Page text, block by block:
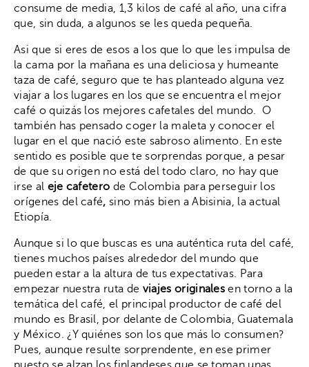
consume de media, 1,3 kilos de café al año, una cifra
que, sin duda, a algunos se les queda pequeña.
Asi que si eres de esos a los que lo que les impulsa de
la cama por la mañana es una deliciosa y humeante
taza de café, seguro que te has planteado alguna vez
viajar a los lugares en los que se encuentra el mejor
café o quizás los mejores cafetales del mundo. O
también has pensado coger la maleta y conocer el
lugar en el que nació este sabroso alimento. En este
sentido es posible que te sorprendas porque, a pesar
de que su origen no está del todo claro, no hay que
irse al eje cafetero de Colombia para perseguir los
orígenes del café,sino más bien a Abisinia, la actual
Etiopía.
Aunque si lo que buscas es una auténtica ruta del café,
tienes muchos países alrededor del mundo que
pueden estar a la altura de tus expectativas. Para
empezar nuestra ruta de viajes originales en torno a la
temática del café, el principal productor de café del
mundo es Brasil, por delante de Colombia, Guatemala
y México. ¿Y quiénes son los que más lo consumen?
Pues, aunque resulte sorprendente, en ese primer